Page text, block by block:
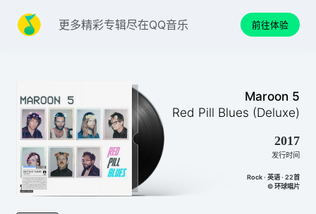
更多精彩专辑尽在QQ音乐 前往体验
Maroon 5
Red Pill Blues (Deluxe)
2017
发行时间
Rock · 英语 · 22首
© 环球唱片